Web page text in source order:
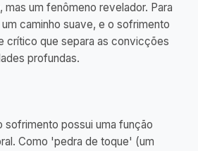
mas um fenômeno revelador. Para
caminho suave, e o sofrimento
crítico que separa as convicções
profundas.
sofrimento possui uma função
Como 'pedra de toque' (um